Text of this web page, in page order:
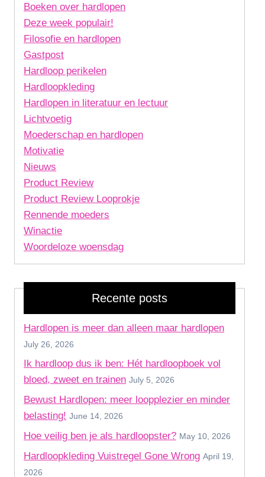
Boeken over hardlopen
Deze week populair!
Filosofie en hardlopen
Gastpost
Hardloop perikelen
Hardloopkleding
Hardlopen in literatuur en lectuur
Lichtvoetig
Moederschap en hardlopen
Motivatie
Nieuws
Product Review
Product Review Looprokje
Rennende moeders
Winactie
Woordeloze woensdag
Recente posts
Hardlopen is meer dan alleen maar hardlopen
July 26, 2026
Ik hardloop dus ik ben: Hét hardloopboek vol
bloed, zweet en trainen July 5, 2026
Bewust Hardlopen: meer loopplezier en minder
belasting! June 14, 2026
Hoe veilig ben je als hardloopster? May 10, 2026
Hardloopkleding Vuistregel Gone Wrong April 19,
2026